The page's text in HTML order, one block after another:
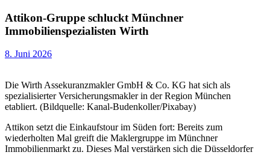
Attikon-Gruppe schluckt Münchner
Immobilienspezialisten Wirth
8. Juni 2026
Die Wirth Assekuranzmakler GmbH & Co. KG hat sich als
spezialisierter Versicherungsmakler in der Region München
etabliert. (Bildquelle: Kanal-Budenkoller/Pixabay)
Attikon setzt die Einkaufstour im Süden fort: Bereits zum
wiederholten Mal greift die Maklergruppe im Münchner
Immobilienmarkt zu. Dieses Mal verstärken sich die Düsseldorfer